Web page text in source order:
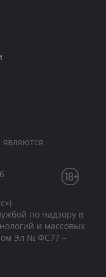
по надзору в
и массовых
Эл № ФС77 –